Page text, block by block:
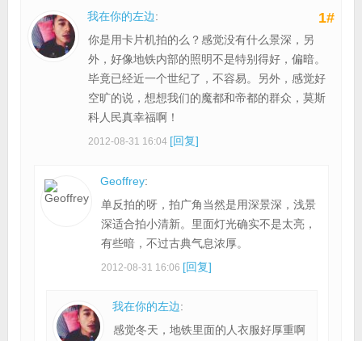
1#
我在你的左边:
你是用卡片机拍的么？感觉没有什么景深，另
外，好像地铁内部的照明不是特别得好，偏暗。
毕竟已经近一个世纪了，不容易。另外，感觉好
空旷的说，想想我们的魔都和帝都的群众，莫斯
科人民真幸福啊！
2012-08-31 16:04 [回复]
Geoffrey:
单反拍的呀，拍广角当然是用深景深，浅景
深适合拍小清新。里面灯光确实不是太亮，
有些暗，不过古典气息浓厚。
2012-08-31 16:06 [回复]
我在你的左边:
感觉冬天，地铁里面的人衣服好厚重啊